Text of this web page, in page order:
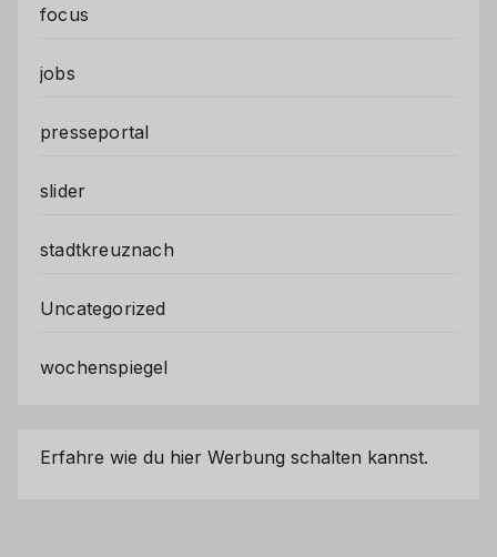
focus
jobs
presseportal
slider
stadtkreuznach
Uncategorized
wochenspiegel
Erfahre wie du hier Werbung schalten kannst.